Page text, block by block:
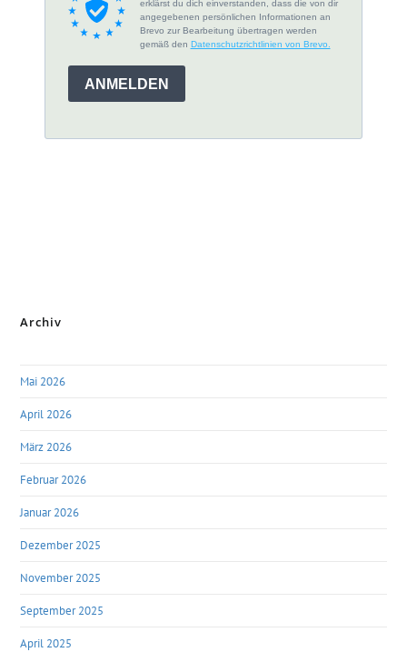
Archiv
Mai 2026
April 2026
März 2026
Februar 2026
Januar 2026
Dezember 2025
November 2025
September 2025
April 2025